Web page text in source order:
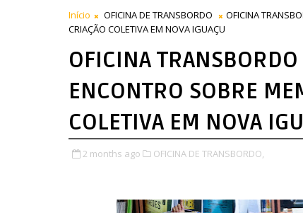
Início OFICINA DE TRANSBORDO
OFICINA
CRIAÇÃO COLETIVA EM NOVA IGUAÇU
OFICINA
ENCONTRO SOBRE
COLETIVA EM NOVA
2 months ago OFICINA DE TRANSBORDO,